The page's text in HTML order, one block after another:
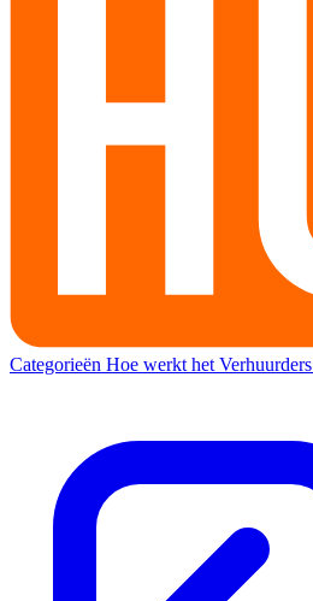
Categorieën Hoe werkt het Verhuurders